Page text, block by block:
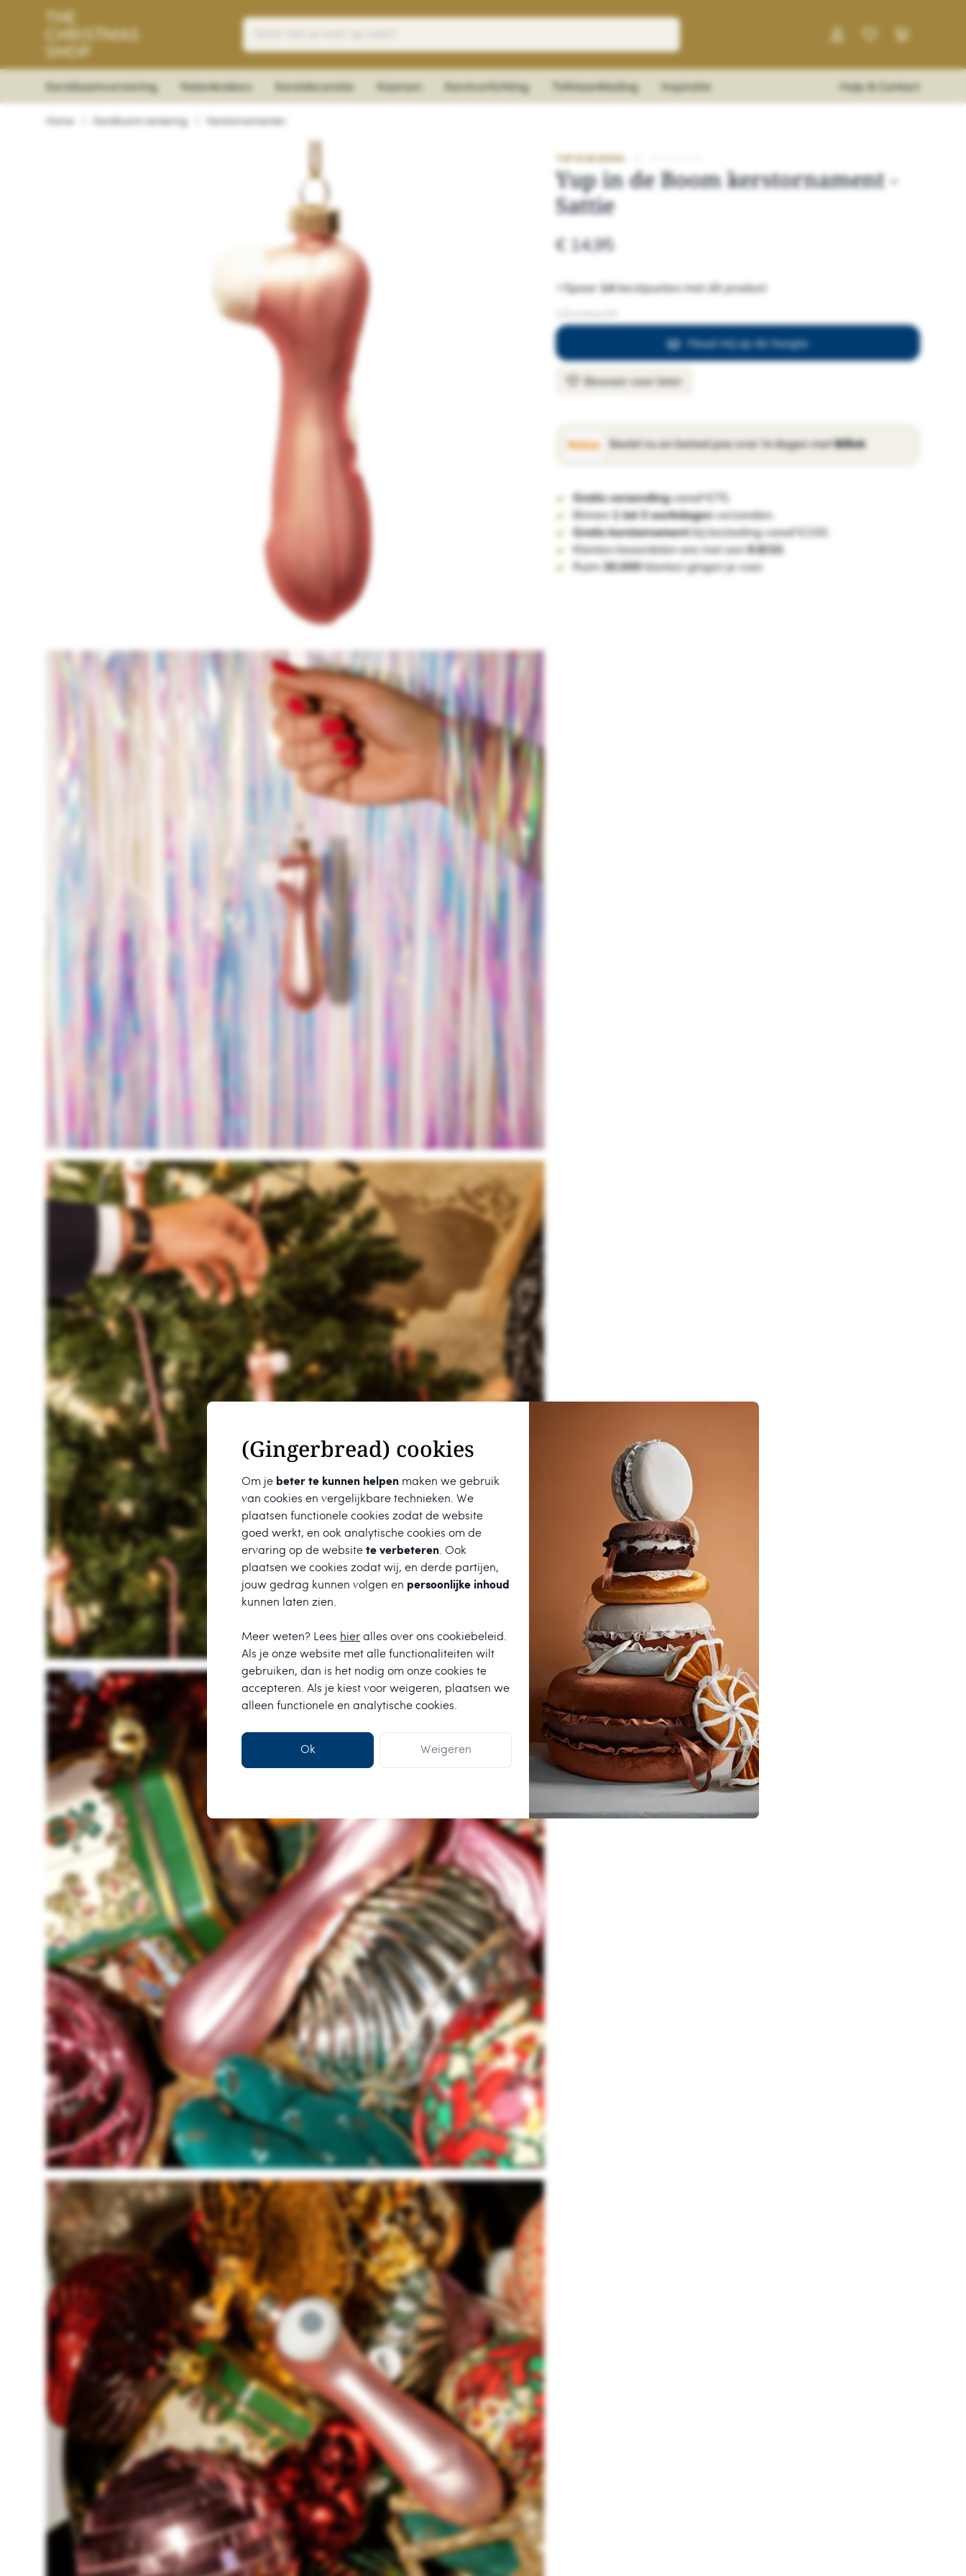
(Gingerbread) cookies
Om je beter te kunnen helpen maken we gebruik
van cookies en vergelijkbare technieken. We
plaatsen functionele cookies zodat de website
goed werkt, en ook analytische cookies om de
ervaring op de website te verbeteren. Ook
plaatsen we cookies zodat wij, en derde partijen,
jouw gedrag kunnen volgen en persoonlijke inhoud
kunnen laten zien.
Meer weten? Lees hier alles over ons cookiebeleid.
Als je onze website met alle functionaliteiten wilt
gebruiken, dan is het nodig om onze cookies te
accepteren. Als je kiest voor weigeren, plaatsen we
alleen functionele en analytische cookies.
Ok Weigeren
Kerstboomversiering Notenkrakers Kerstdecoratie Kaarsen Kerstverlichting Tafelaankleding Inspiratie Hulp & Contact
Yup in de Boom kerstornament -
Sattie
€ 14,95
Spaar 14kerstpunten met dit product
Houd mij op de hoogte
Bewaar voor later
Bestel nu en betaal pas over 14 dagen met Billink
Gratis verzendingvanaf €75.
Binnen 1 tot 3 werkdagenverzonden.
Gratis kerstornamentbij besteding vanaf €100.
Klanten beoordelen ons met een9.8/10
Ruim 30.000klanten gingen je voor.